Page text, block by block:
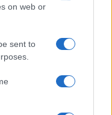
on web or
sent to